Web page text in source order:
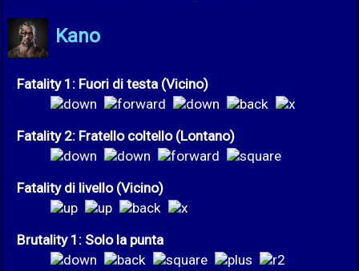
Kano
Fatality 1: Fuori di testa (Vicino)
Fatality 2: Fratello coltello (Lontano)
Fatality di livello (Vicino)
Brutality 1: Solo la punta